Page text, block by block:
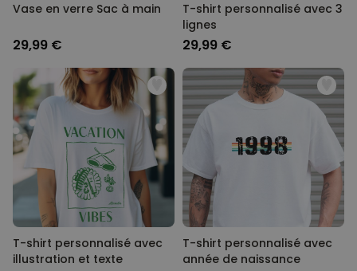
Vase en verre Sac à main
29,99 €
T-shirt personnalisé avec 3
lignes
29,99 €
T-shirt personnalisé avec
illustration et texte
T-shirt personnalisé avec
année de naissance